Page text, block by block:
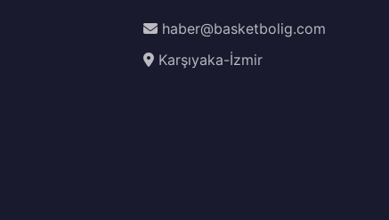
haber@basketbolig.com
Karşıyaka-İzmir